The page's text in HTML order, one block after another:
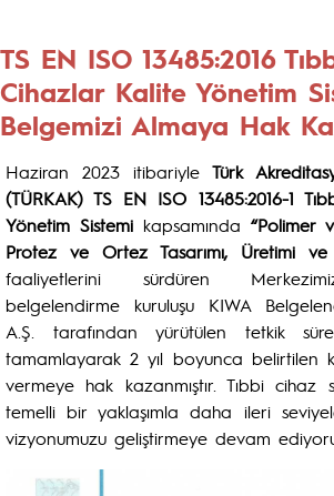
TS EN ISO 13485:2016
Cihazlar Kalite Yönetim
Belgemizi Almaya Hak
Haziran 2023 itibariyleTürk
(TÜRKAK) TS EN ISO 13485:2016-1
Yönetim Sistemi kapsamında “Polimer
Protez ve Ortez Tasarımı, Üretimi ve
faaliyetlerini sürdüren
belgelendirme kuruluşu KIWA
A.Ş. tarafından yürütülen tetkik
tamamlayarak 2 yıl boyunca belirtilen
vermeye hak kazanmıştır. Tıbbi cihaz
temelli bir yaklaşımla daha ileri
vizyonumuzu geliştirmeye devam